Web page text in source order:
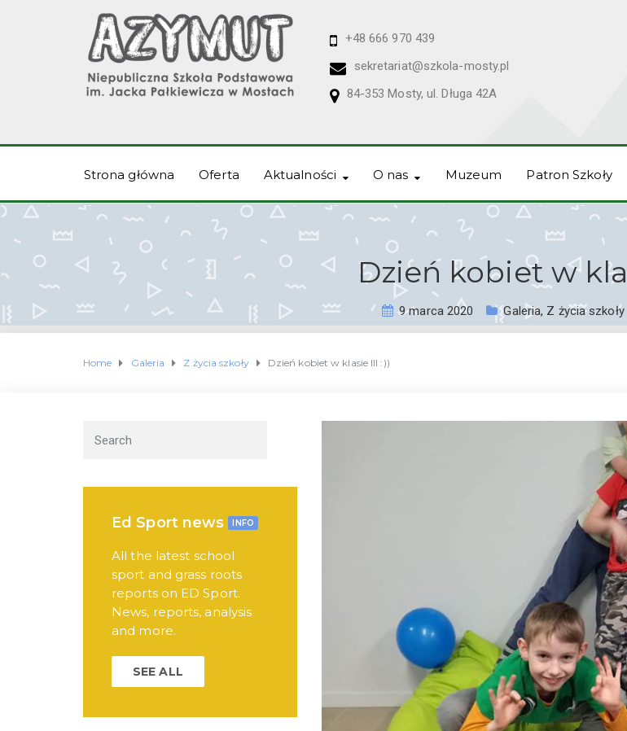
+48 666 970 439
sekretariat@szkola-mosty.pl
84-353 Mosty, ul. Długa 42A
Strona główna Oferta Aktualności O nas Muzeum Patron Szkoły
Dzień kobiet w
9 marca 2020 Galeria, Z życia szkoły
Home Galeria Z życia szkoły Dzień kobiet w klasie III :))
Ed Sport news INFO
All the latest school
sport and grass roots
reports on ED Sport.
News, reports, analysis
and more.
SEE ALL